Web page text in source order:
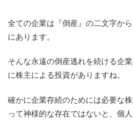
全ての企業は『倒産』の二文字か
にあります。
そんな永遠の倒産逃れを続ける企
に株主による投資がありますね。
確かに企業存続のためには必要な
って神様的な存在ではないと、個人